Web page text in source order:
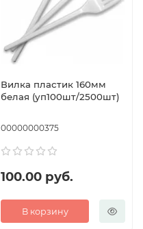
Вилка пластик 160мм
белая (уп100шт/2500шт)
00000000375
100.00 руб.
В корзину